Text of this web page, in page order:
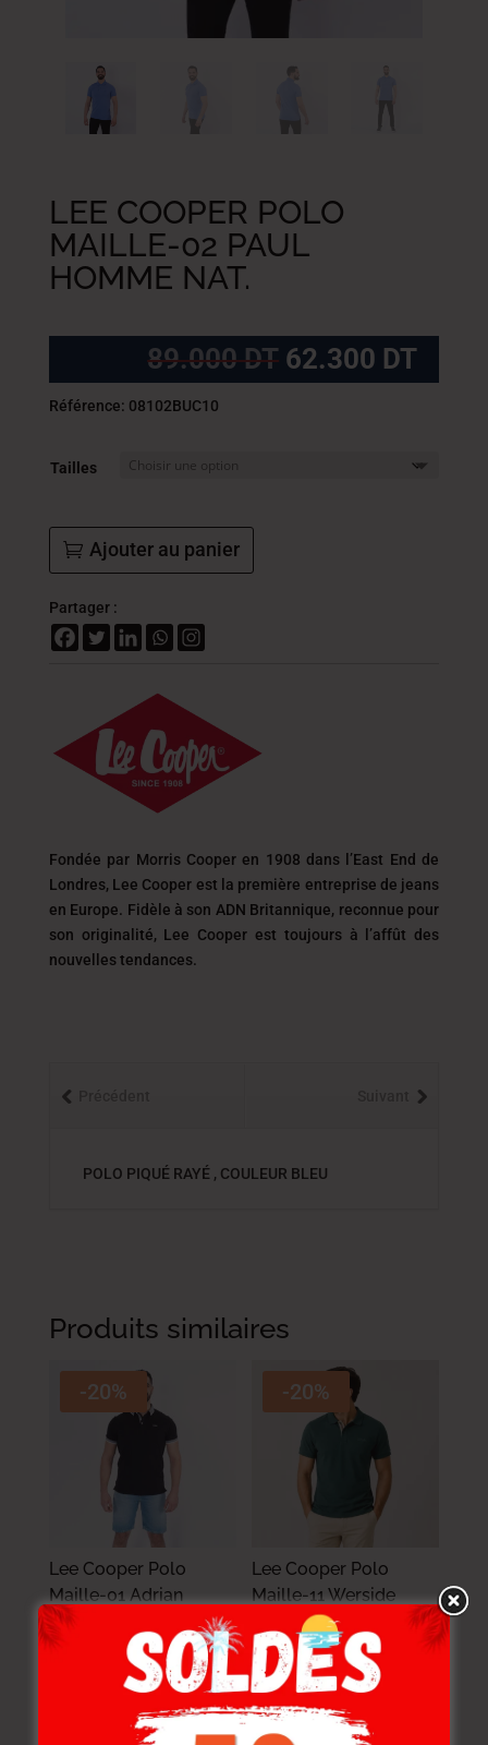
LEE COOPER POLO
MAILLE-02 PAUL
HOMME NAT.
89.000DT Le
prix
62.300 DTLe
prix
Référence: 08102BUC10
Tailles
Ajouter au panier
Partager :
Fondée par Morris Cooper en 1908 dans l’East End de
Londres, Lee Cooper est la première entreprise de jeans
en Europe. Fidèle à son ADN Britannique, reconnue pour
son originalité, Lee Cooper est toujours à l’affût des
nouvelles tendances.
POLO PIQUÉ RAYÉ , COULEUR BLEU
Produits similaires
-20%
Lee Cooper Polo
Maille-01 Adrian
Homme-Tx Nat.
-20%
Lee Cooper Polo
Maille-11 Werside
Homme Nat.
89.000 DT
71.200DT